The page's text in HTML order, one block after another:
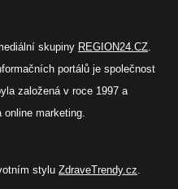
skupiny REGION24.CZ
portálů je společnost
založená v roce 1997 a
marketing.
stylu ZdraveTrendy.cz